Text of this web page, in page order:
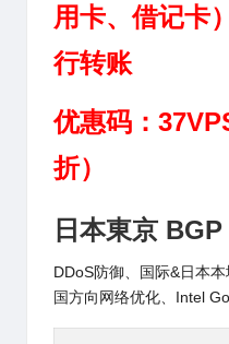
用卡、借记卡
行转账
优惠码：
折）
日本東京
DDoS防御、国际&日本
国方向网络优化、Intel